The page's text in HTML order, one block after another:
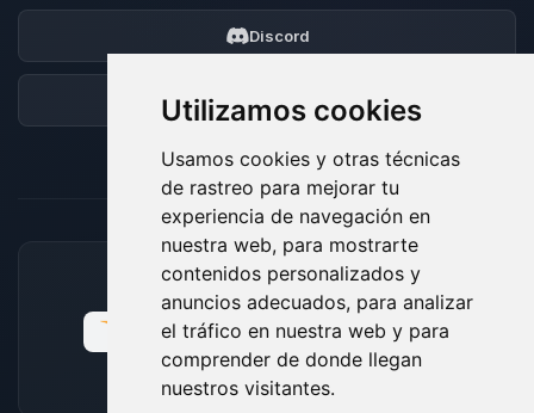
Utilizamos cookies
Usamos cookies y otras técnicas
de rastreo para mejorar tu
experiencia de navegación en
nuestra web, para mostrarte
contenidos personalizados y
anuncios adecuados, para analizar
el tráfico en nuestra web y para
comprender de donde llegan
nuestros visitantes.
Discord
Foro
MÉTODOS DE PAGO ACEPTADOS